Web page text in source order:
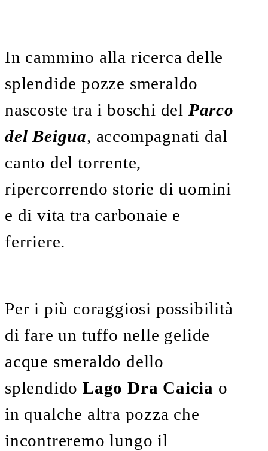
In cammino alla ricerca delle
splendide pozze smeraldo
nascoste tra i boschi del Parco
del Beigua, accompagnati dal
canto del torrente,
ripercorrendo storie di uomini
e di vita tra carbonaie e
ferriere.
Per i più coraggiosi possibilità
di fare un tuffo nelle gelide
acque smeraldo dello
splendidoLago Dra Caicia o
in qualche altra pozza che
incontreremo lungo il